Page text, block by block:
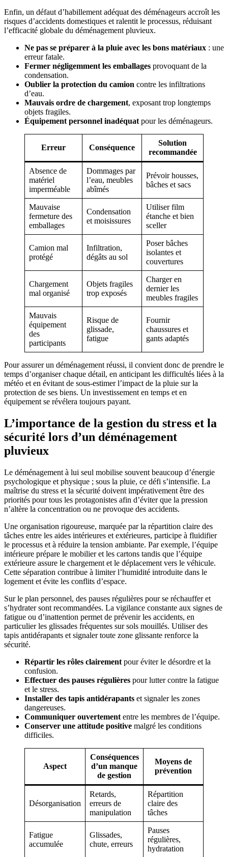
Enfin, un défaut d’habillement adéquat des déménageurs accroît les
risques d’accidents domestiques et ralentit le processus, réduisant
l’efficacité globale du déménagement pluvieux.
Ne pas se préparer à la pluie avec les bons matériaux : une
erreur fatale.
Fermer négligemment les emballages provoquant de la
condensation.
Oublier la protection du camion contre les infiltrations
d’eau.
Mauvais ordre de chargement, exposant trop longtemps
objets fragiles.
Équipement personnel inadéquat pour les déménageurs.
Erreur Conséquence
Solution
recommandée
Absence de
matériel
imperméable
Dommages par
l’eau, meubles
abîmés
Prévoir housses,
bâches et sacs
Mauvaise
fermeture des
emballages
Condensation
et moisissures
Utiliser film
étanche et bien
sceller
Camion mal
protégé
Infiltration,
dégâts au sol
Poser bâches
isolantes et
couvertures
Chargement
mal organisé
Objets fragiles
trop exposés
Charger en
dernier les
meubles fragiles
Mauvais
équipement
des
participants
Risque de
glissade,
fatigue
Fournir
chaussures et
gants adaptés
Pour assurer un déménagement réussi, il convient donc de prendre le
temps d’organiser chaque détail, en anticipant les difficultés liées à la
météo et en évitant de sous-estimer l’impact de la pluie sur la
protection de ses biens. Un investissement en temps et en
équipement se révélera toujours payant.
L’importance de la gestion du stress et la
sécurité lors d’un déménagement
pluvieux
Le déménagement à lui seul mobilise souvent beaucoup d’énergie
psychologique et physique ; sous la pluie, ce défi s’intensifie. La
maîtrise du stress et la sécurité doivent impérativement être des
priorités pour tous les protagonistes afin d’éviter que la pression
n’altère la concentration ou ne provoque des accidents.
Une organisation rigoureuse, marquée par la répartition claire des
tâches entre les aides intérieures et extérieures, participe à fluidifier
le processus et à réduire la tension ambiante. Par exemple, l’équipe
intérieure prépare le mobilier et les cartons tandis que l’équipe
extérieure assure le chargement et le déplacement vers le véhicule.
Cette séparation contribue à limiter l’humidité introduite dans le
logement et évite les conflits d’espace.
Sur le plan personnel, des pauses régulières pour se réchauffer et
s’hydrater sont recommandées. La vigilance constante aux signes de
fatigue ou d’inattention permet de prévenir les accidents, en
particulier les glissades fréquentes sur sols mouillés. Utiliser des
tapis antidérapants et signaler toute zone glissante renforce la
sécurité.
Répartir les rôles clairement pour éviter le désordre et la
confusion.
Effectuer des pauses régulières pour lutter contre la fatigue
et le stress.
Installer des tapis antidérapants et signaler les zones
dangereuses.
Communiquer ouvertement entre les membres de l’équipe.
Conserver une attitude positive malgré les conditions
difficiles.
Aspect
Conséquences
d’un manque
de gestion
Moyens de
prévention
Désorganisation
Retards,
erreurs de
manipulation
Répartition
claire des
tâches
Fatigue
accumulée
Glissades,
chute, erreurs
Pauses
régulières,
hydratation